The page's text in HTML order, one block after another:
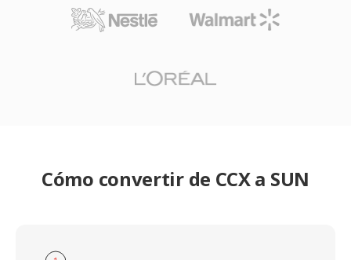
Cómo convertir de CCX a SUN